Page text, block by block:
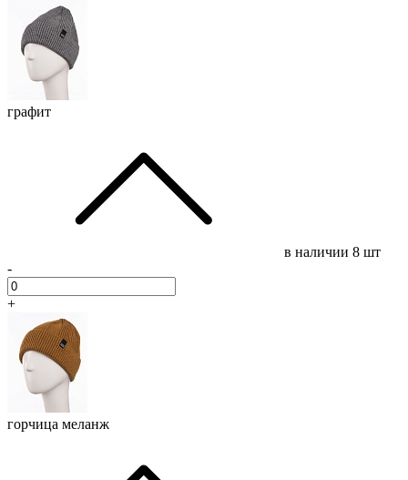
графит
в наличии 8 шт
-
+
горчица меланж